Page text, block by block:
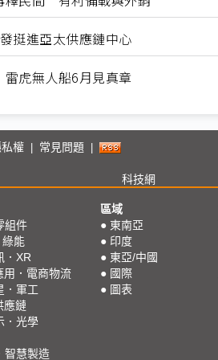
挺進亞太供應鏈中心
虎無人船6月見真章
私權 常見問題
科技網
組件
能
．XR
用．電商物流
．軍工
應鏈
．光學
智慧製造
區域
● 東南亞
● 印度
● 東亞/中國
● 國際
● 圖表